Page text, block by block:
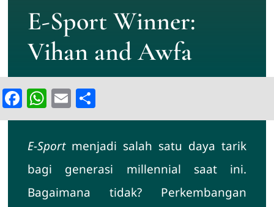
Belajar Online
E-Sport Winner:
Vihan and Awfa
Facebook
WhatsApp
Email
E-Sportmenjadi salah satu daya tarik
bagi generasi millennial saat ini.
Bagaimana tidak? Perkembangan